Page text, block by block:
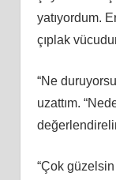
yatıyordum.
çıplak
“Ne
uzattım.
“Çok